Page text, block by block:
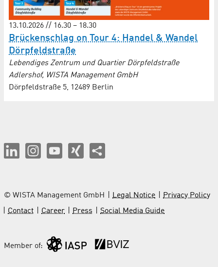
13.10.2026 // 16.30 – 18.30
Brückenschlag on Tour 4: Handel & Wandel
Dörpfeldstraße
Lebendiges Zentrum und Quartier Dörpfeldstraße
Adlershof, WISTA Management GmbH
Dörpfeldstraße 5, 12489 Berlin
© WISTA Management GmbH Legal Notice
Privacy Policy
Contact
Career Press Social Media Guide
Member of: